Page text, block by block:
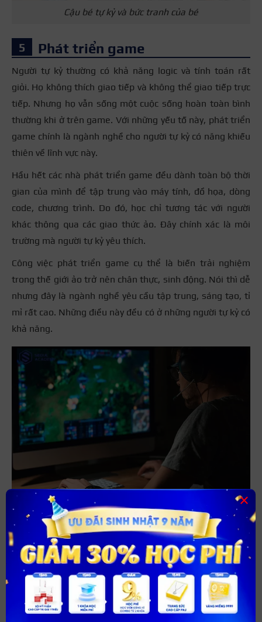
Cậu bé tự kỷ và bức tranh của bé
Phát triển game
Người tự kỷ thường có khả năng logic và tính toán rất
giỏi. Họ không thích giao tiếp và không thể giao tiếp trực
tiếp. Nhưng họ vẫn sống một cuộc sống hoàn toàn bình
thường khi ở trên game. Với những yếu tố này, phát triển
game chính là ngành nghề cho người tự kỷ có năng khiếu
thiên về lĩnh vực này.
Hầu hết các nhà phát triển game đều dành toàn bộ thời
gian của mình để tập trung vào máy tính, đồ họa, dòng
code, chương trình. Do đó, học chỉ tương tác với người
khác thông qua các giao thức ảo. Đây chính xác là môi
trường mà người tự kỷ yêu thích.
Công việc phát triển game cụ thể là biến trải nghiệm
trong thế giới ảo trở nên chân thực, sinh động. Nói thì dễ
nhưng đây là ngành nghề yêu cầu tập trung, sáng tạo, tỉ
mỉ rất cao. Những điều này đều có ở những người tự kỷ có
khả năng.
Người tự kỷ có thể tìm hiểu thêm nghề phát triển game
Nghề đầu bếp
Nghề đầu bếp phù hợp với tất cả mọi người, không ngoại
trừ những người mắc bệnh tự kỷ. Tuy lúc đầu trẻ em tự kỷ
phát triển chậm hơn so với những đứa trẻ bình thường.
×